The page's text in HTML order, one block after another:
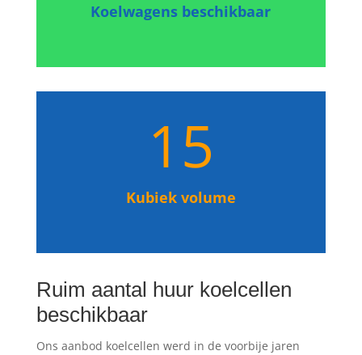
Koelwagens beschikbaar
15
Kubiek volume
Ruim aantal huur koelcellen
beschikbaar
Ons aanbod koelcellen werd in de voorbije jaren